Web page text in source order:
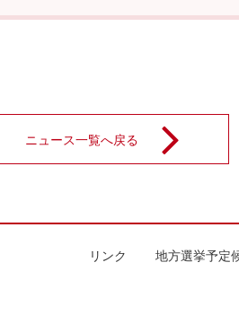
ニュース一覧へ戻る
リンク 地方選挙予定